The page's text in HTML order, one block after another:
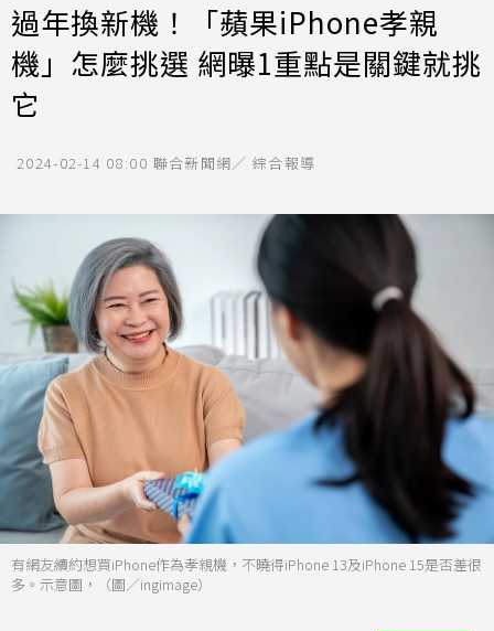
過年換新機！「蘋果iPhone孝親
機」怎麼挑選 網曝1重點是關鍵就挑
它
2024-02-14 08:00 聯合新聞網／ 綜合報導
有網友續約想買iPhone作為孝親機，不曉得iPhone 13及iPhone 15是否差很
多。示意圖，（圖／ingimage）